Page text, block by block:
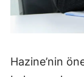
Hazine’nin